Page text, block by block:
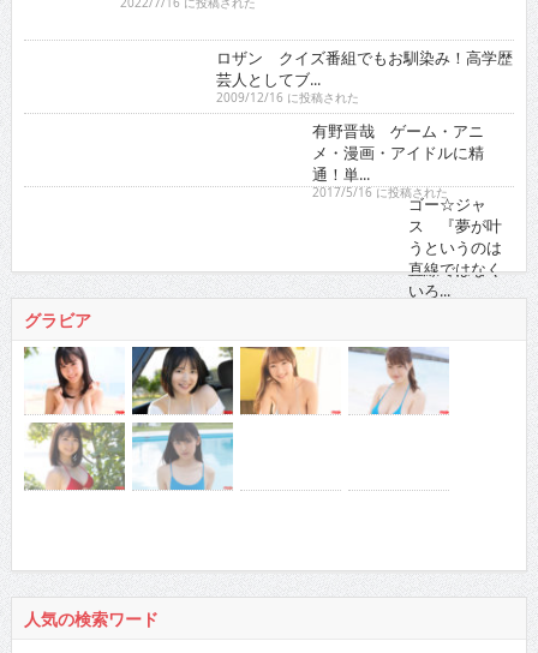
2022/7/16 に投稿された
ロザン クイズ番組でもお馴染み！高学歴芸人として
2009/12/16 に投稿された
有野晋哉 ゲーム・アニメ・漫画・アイドルに精通！
ゴー☆ジャス 『夢が叶うというのは直線ではなくい
グラビア
人気の検索ワード